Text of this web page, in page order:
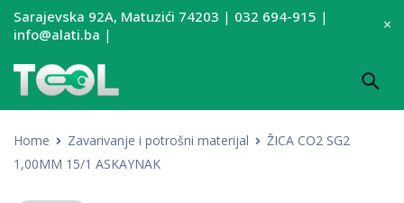
Sarajevska 92A, Matuzići 74203 | 032 694-915 |
info@alati.ba |
Home Zavarivanje i potrošni materijal
ŽICA CO2 SG2
1,00MM 15/1 ASKAYNAK